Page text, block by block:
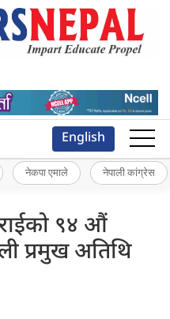
English
नेकपा एमाले नेपाली कांग्रेस
९४ औं
प्रमुख अतिथि